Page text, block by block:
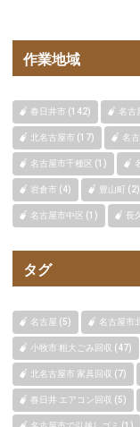
作業地域
春日井市 (142) 名古
北名古屋市 (17) 名
名古屋市千種区 (1)
岩倉市 (4) 豊山町 (2)
名古屋市中区 (1) 長
タグ
名古屋 (5) 名古屋市
小牧市 粗大ごみ回収 (47)
北名古屋市 家具回収 (7)
春日井 エアコン回収 (5)